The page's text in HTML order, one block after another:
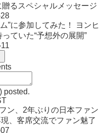
るスペシャルメッセージ
”に参加してみた！ ヨンヒ
ていた“予想外の展開”
posted.
ン、2年ぶりの日本ファン
、客席交流でファン魅了